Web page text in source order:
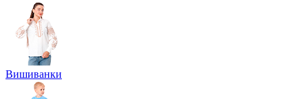
Вишиванки